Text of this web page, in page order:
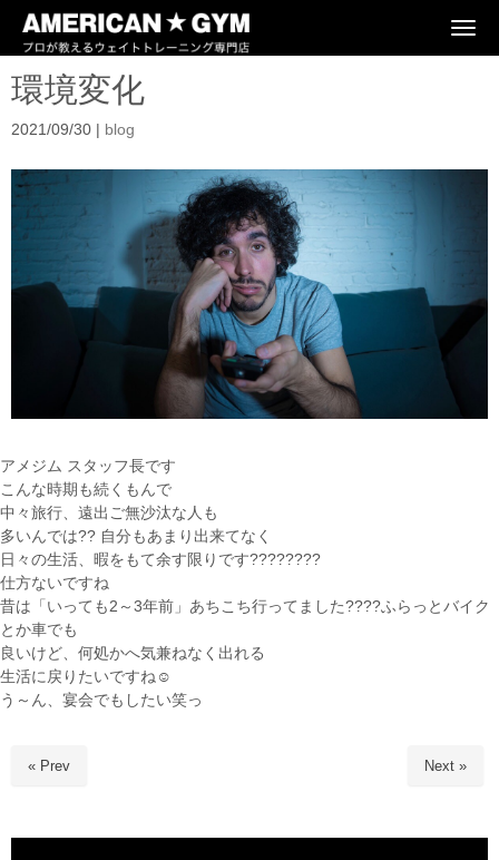
N
o
環境変化
2021/09/30 | blog
アメジム スタッフ長です
こんな時期も続くもんで
中々旅行、遠出ご無沙汰な人も
多いんでは?? 自分もあまり出来てなく
日々の生活、暇をもて余す限りです????????
仕方ないですね
昔は「いっても2～3年前」あちこち行ってました????️ふらっとバイク
とか車でも
良いけど、何処かへ気兼ねなく出れる
生活に戻りたいですね☺️
う～ん、宴会でもしたい笑っ
« Prev Next »